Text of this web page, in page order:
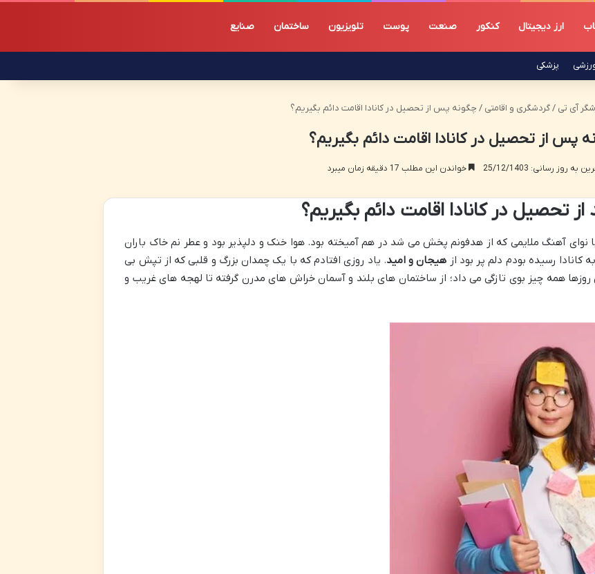
ارز دیجیتال کنکور صنعت پوست تلویزیون ساختمان صنایع
پزشکی
آی تی / گردشگری و اقامتی / چگونه پس از تحصیل در کانادا اقامت دائم بگیریم؟
پس از تحصیل در کانادا اقامت دائم بگیریم؟
به روز رسانی: 25/12/1403 خواندن این مطلب 17 دقیقه زمان میبرد
تحصیل در کانادا اقامت دائم بگیریم؟
آهنگ ملایمی که از هدفونم پخش می شد در هم آمیخته بود. هوا خنک و دلپذیر بود و عطر نم خاک باران
رسیده بودم دلم پر بود از هیجان و امید. یاد روزی افتادم که با یک چمدان بزرگ و قلبی که از تپش بی
روزها همه چیز بوی تازگی می داد؛ از ساختمان های بلند و آسمان خراش های مدرن گرفته تا لهجه های غریب و